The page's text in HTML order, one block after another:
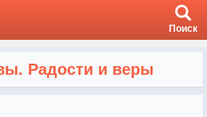
Поиск
Радости и веры